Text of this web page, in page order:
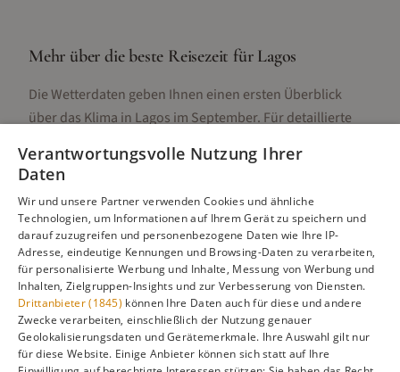
Mehr über die beste Reisezeit für Lagos
Die Wetterdaten geben Ihnen einen ersten Überblick
über das Klima in Lagos im September. Für detaillierte
Unterschieden, Aktivitäten und Reisetipps besuchen Sie
Alle Infos zur besten ReisezeitLagos
Gefällt dir diese Seite? Teile sie auf Pinterest!
Verantwortungsvolle Nutzung Ihrer
Daten
Wir und unsere Partner verwenden Cookies und ähnliche
Technologien, um Informationen auf Ihrem Gerät zu speichern und
darauf zuzugreifen und personenbezogene Daten wie Ihre IP-
Adresse, eindeutige Kennungen und Browsing-Daten zu verarbeiten,
für personalisierte Werbung und Inhalte, Messung von Werbung und
Inhalten, Zielgruppen-Insights und zur Verbesserung von Diensten.
Drittanbieter (1845) können Ihre Daten auch für diese und andere
Zwecke verarbeiten, einschließlich der Nutzung genauer
Geolokalisierungsdaten und Gerätemerkmale. Ihre Auswahl gilt nur
für diese Website. Einige Anbieter können sich statt auf Ihre